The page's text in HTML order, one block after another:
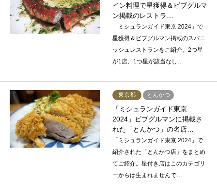
イン料理で星獲得＆ビブグルマ
ン掲載のレストラ…
「ミシュランガイド東京 2024」で
星獲得＆ビブグルマン掲載のスパニ
ッシュレストランをご紹介。2つ星
が1店、1つ星が該当なし…
東京都 とんかつ
「ミシュランガイド東京
2024」ビブグルマンに掲載さ
れた「とんかつ」の名店…
「ミシュランガイド東京 2024」で
紹介された「とんかつ店」をまとめ
てご紹介。星付き店はこのカテゴリ
ーからは生まれませんで…